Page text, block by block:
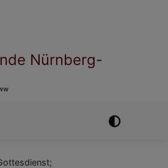
Nürnberg-